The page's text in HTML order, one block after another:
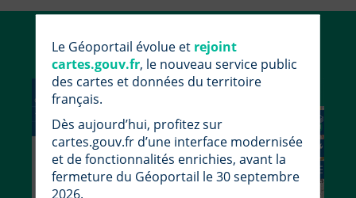
Le Géoportail évolue et rejoint
cartes.gouv.fr, le nouveau service public
des cartes et données du territoire
français.
Dès aujourd’hui, profitez sur
cartes.gouv.fr d’une interface modernisée
et de fonctionnalités enrichies, avant la
fermeture du Géoportail le 30 septembre
2026.
Utiliser le Géoportail